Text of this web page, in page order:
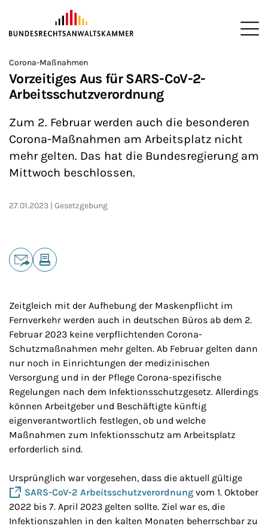
ZUM HAUPTINHALT SPRINGEN
Sie befinden sich hier:
>
Startseite
>
Newsroom
Corona-Maßnahmen
Vorzeitiges Aus für SARS-CoV-2-
Arbeitsschutzverordnung
Zum 2. Februar werden auch die besonderen
Corona-Maßnahmen am Arbeitsplatz nicht
mehr gelten. Das hat die Bundesregierung am
Mittwoch beschlossen.
27.01.2023 Gesetzgebung
Teilen
Zeitgleich mit der Aufhebung der Maskenpflicht im
Fernverkehr werden auch in deutschen Büros ab dem 2.
Februar 2023 keine verpflichtenden Corona-
Schutzmaßnahmen mehr gelten. Ab Februar gelten dann
nur noch in Einrichtungen der medizini­schen
Versorgung und in der Pflege Corona-spezifische
Regelungen nach dem Infektionsschutzgesetz. Allerdings
können Arbeitgeber und Beschäftigte künftig
eigenverantwortlich festlegen, ob und welche
Maßnahmen zum Infektionsschutz am Arbeitsplatz
erforderlich sind.
Ursprünglich war vorgesehen, dass die aktuell gültige
SARS-CoV-2 Arbeitsschutzverordnung vom 1. Oktober
2022 bis 7. April 2023 gelten sollte. Ziel war es, die
Infektionszahlen in den kalten Monaten beherrschbar zu